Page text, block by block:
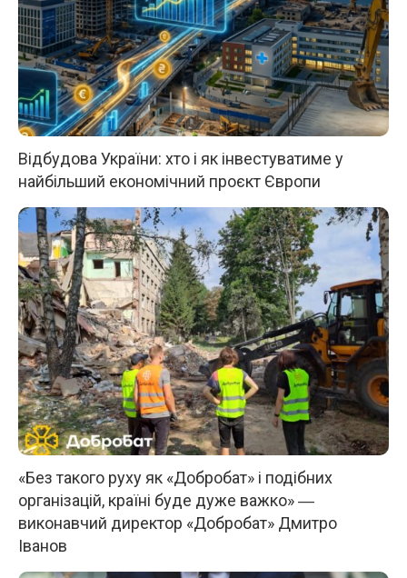
Відбудова України: хто і як інвестуватиме у
найбільший економічний проєкт Європи
«Без такого руху як «Добробат» і подібних
організацій, країні буде дуже важко» ―
виконавчий директор «Добробат» Дмитро
Іванов